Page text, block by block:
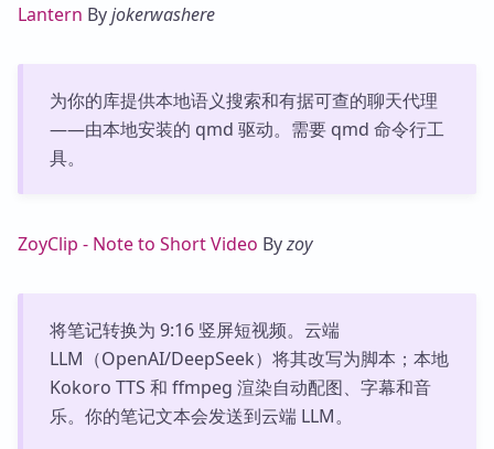
Lantern Byjokerwashere
为你的库提供本地语义搜索和有据可查的聊天代理
——由本地安装的 qmd 驱动。需要 qmd 命令行工
具。
ZoyClip - Note to Short Video Byzoy
将笔记转换为 9:16 竖屏短视频。云端
LLM（OpenAI/DeepSeek）将其改写为脚本；本地
Kokoro TTS 和 ffmpeg 渲染自动配图、字幕和音
乐。你的笔记文本会发送到云端 LLM。